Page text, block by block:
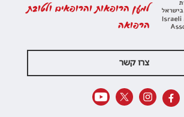
למען הרופאות והרופאים ולטובת
הרפואה
צרו קשר